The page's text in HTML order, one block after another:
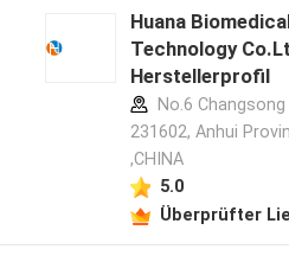
Huana
Technology
Herstellerprofil
No.6
231602, Anhui
,CHINA
5.0
Überprüfter